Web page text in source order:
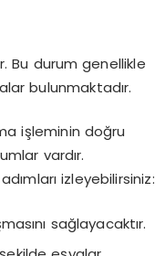
Bu durum genellikle
bulunmaktadır.
işleminin doğru
vardır.
izleyebilirsiniz:
sağlayacaktır.